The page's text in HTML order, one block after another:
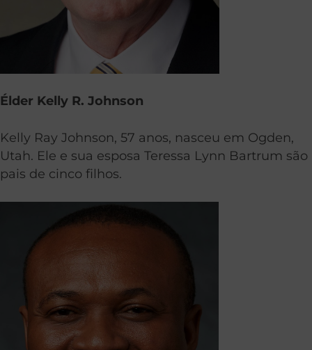
Élder Kelly R. Johnson
Kelly Ray Johnson, 57 anos, nasceu em Ogden,
Utah. Ele e sua esposa Teressa Lynn Bartrum são
pais de cinco filhos.